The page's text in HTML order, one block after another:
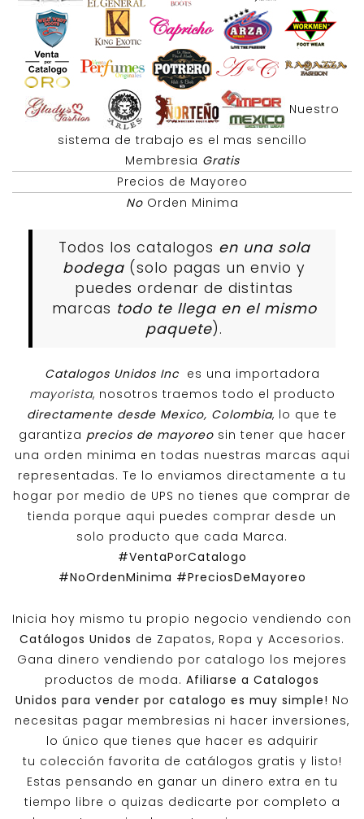
Nuestro
sistema de trabajo es el mas sencillo
Membresia Gratis
Precios de Mayoreo
NoOrden Minima
Todos los catalogos en una sola
bodega (solo pagas un envio y
puedes ordenar de distintas
marcas todo te llega en el mismo
paquete).
Catalogos Unidos Inc es una importadora
mayorista, nosotros traemos todo el producto
directamente desde Mexico, Colombia, lo que te
garantiza precios de mayoreosin tener que hacer
una orden minima en todas nuestras marcas aqui
representadas. Te lo enviamos directamente a tu
hogar por medio de UPS no tienes que comprar de
tienda porque aqui puedes comprar desde un
solo producto que cada Marca.
#VentaPorCatalogo
#NoOrdenMinima #PreciosDeMayoreo
Inicia hoy mismo tu propio negocio vendiendo con
Catálogos Unidos de Zapatos, Ropa y Accesorios.
Gana dinero vendiendo por catalogo los mejores
productos de moda. Afiliarse a Catalogos
Unidos para vender por catalogo es muy simple! No
necesitas pagar membresias ni hacer inversiones,
lo único que tienes que hacer es adquirir
tu colección favorita de catálogos gratis y listo!
Estas pensando en ganar un dinero extra en tu
tiempo libre o quizas dedicarte por completo a